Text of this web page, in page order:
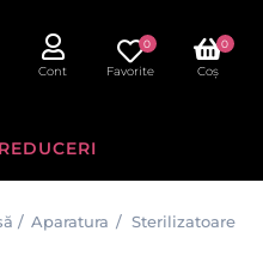
Cont Favorite
0
Coș
0
REDUCERI
/ Aparatura / Sterilizatoare